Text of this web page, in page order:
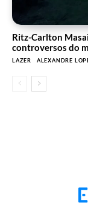
Ritz-Carlton
controversos do
LAZER ALEXANDRE